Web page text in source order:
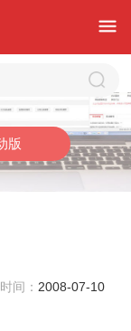
时间： 2008-07-10